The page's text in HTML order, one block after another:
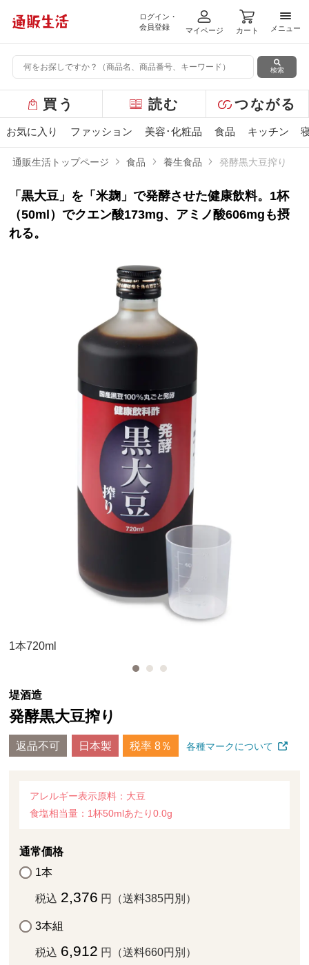
ログイン・
会員登録
マイページ カート
メニ
メニュー
検索
ー
バ
買う 読む つながる
お気に入り ファッション 美容･化粧品 食品 キッチン
通販生活トップページ 食品 養生食品 発酵黒大豆搾り
「黒大豆」を「米麹」で発酵させた健康飲料。1杯
（50ml）でクエン酸173mg、アミノ酸606mgも摂
れる。
1本720ml
堤酒造
発酵黒大豆搾り
返品不可 日本製 税率 8％ 各種マークについて
アレルギー表示原料：大豆
食塩相当量：1杯50mlあたり0.0g
通常価格
1本
税込 2,376 円（送料385円別）
3本組
税込 6,912 円（送料660円別）